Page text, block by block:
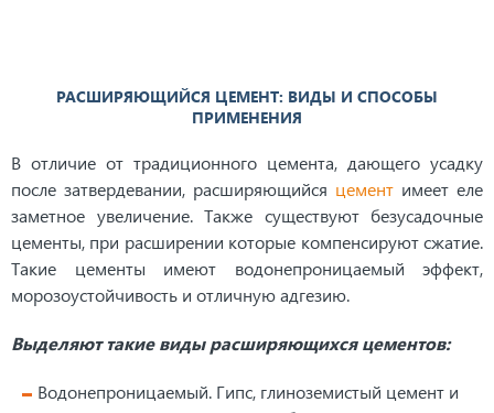
РАСШИРЯЮЩИЙСЯ ЦЕМЕНТ: ВИДЫ И СПОСОБЫ
ПРИМЕНЕНИЯ
В отличие от традиционного цемента, дающего усадку
после затвердевании, расширяющийся цемент имеет еле
заметное увеличение. Также существуют безусадочные
цементы, при расширении которые компенсируют сжатие.
Такие цементы имеют водонепроницаемый эффект,
морозоустойчивость и отличную адгезию.
Выделяют такие виды расширяющихся цементов:
Водонепроницаемый. Гипс, глиноземистый цемент и